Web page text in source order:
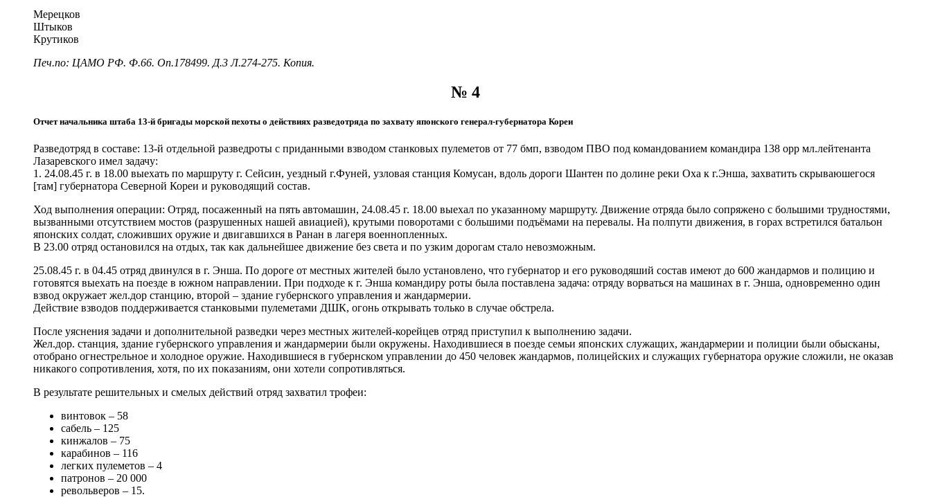
Мерецков
Штыков
Крутиков
Печ.по: ЦАМО РФ. Ф.66. Оп.178499. Д.3 Л.274-275. Копия.
№ 4
Отчет начальника штаба 13-й бригады морской пехоты о действиях разведотряда по захвату японского генерал-губернатора Кореи
Разведотряд в составе: 13-й отдельной разведроты с приданными взводом станковых пулеметов от 77 бмп, взводом ПВО под командованием командира 138 орр мл.лейтенанта
Лазаревского имел задачу:
1. 24.08.45 г. в 18.00 выехать по маршруту г. Сейсин, уездный г.Фуней, узловая станция Комусан, вдоль дороги Шантен по долине реки Оха к г.Энша, захватить скрываюшегося
[там] губернатора Северной Кореи и руководящий состав.
Ход выполнения операции: Отряд, посаженный на пять автомашин, 24.08.45 г. 18.00 выехал по указанному маршруту. Движение отряда было сопряжено с большими трудностями,
вызванными отсутствием мостов (разрушенных нашей авиацией), крутыми поворотами с большими подъёмами на перевалы. На полпути движения, в горах встретился батальон
японских солдат, сложивших оружие и двигавшихся в Ранан в лагеря военнопленных.
В 23.00 отряд остановился на отдых, так как дальнейшее движение без света и по узким дорогам стало невозможным.
25.08.45 г. в 04.45 отряд двинулся в г. Энша. По дороге от местных жителей было установлено, что губернатор и его руководяший состав имеют до 600 жандармов и полицию и
готовятся выехать на поезде в южном направлении. При подходе к г. Энша командиру роты была поставлена задача: отряду ворваться на машинах в г. Энша, одновременно один
взвод окружает жел.дор станцию, второй – здание губернского управления и жандармерии.
Действие взводов поддерживается станковыми пулеметами ДШК, огонь открывать только в случае обстрела.
После уяснения задачи и дополнительной разведки через местных жителей-корейцев отряд приступил к выполнению задачи.
Жел.дор. станция, здание губернского управления и жандармерии были окружены. Находившиеся в поезде семьи японских служащих, жандармерии и полиции были обысканы,
отобрано огнестрельное и холодное оружие. Находившиеся в губернском управлении до 450 человек жандармов, полицейских и служащих губернатора оружие сложили, не оказав
никакого сопротивления, хотя, по их показаниям, они хотели сопротивляться.
В результате решительных и смелых действий отряд захватил трофеи:
винтовок – 58
сабель – 125
кинжалов – 75
карабинов – 116
легких пулеметов – 4
патронов – 20 000
револьверов – 15.